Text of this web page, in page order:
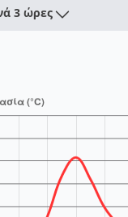
3 ώρες